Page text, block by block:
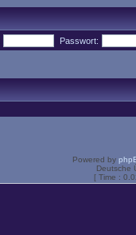
Passwort:
Powered by
Deutsche
[ Time :